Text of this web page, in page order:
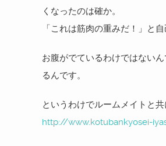
くなったのは確か。
「これは筋肉の重みだ！」と
お腹がでているわけではない
るんです。
というわけでルームメイトと
http://www.kotubankyosei-